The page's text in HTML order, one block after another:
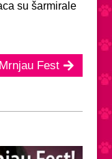
su šarmirale
Fest